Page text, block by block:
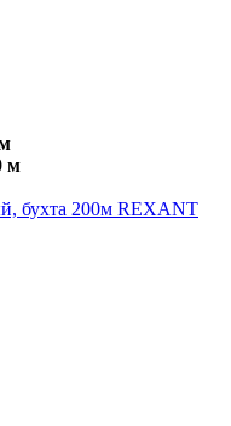
м
бухта 200м REXANT